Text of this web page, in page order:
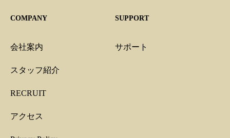
COMPANY
会社案内
スタッフ紹介
RECRUIT
アクセス
SUPPORT
サポート